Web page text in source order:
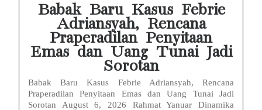
Babak Baru Kasus Febrie
Adriansyah, Rencana
Praperadilan Penyitaan
Emas dan Uang Tunai Jadi
Sorotan
Babak Baru Kasus Febrie Adriansyah, Rencana
Praperadilan Penyitaan Emas dan Uang Tunai Jadi
Sorotan August 6, 2026 Rahmat Yanuar Dinamika